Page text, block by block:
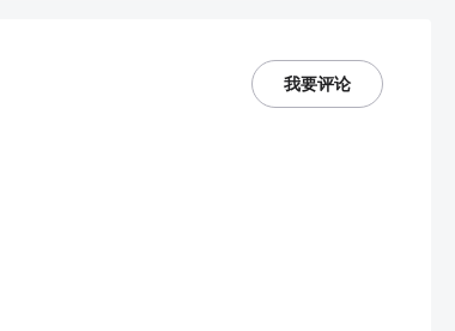
我要评论